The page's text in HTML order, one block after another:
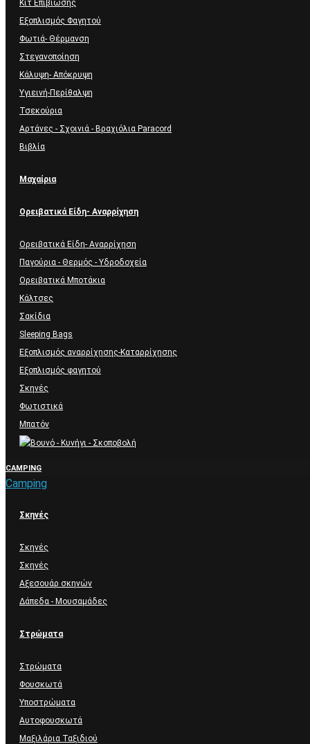
Κιτ Επιβίωσης
Εξοπλισμός Φαγητού
Φωτιά- Θέρμανση
Στεγανοποίηση
Κάλυψη- Απόκρυψη
Υγιεινή-Περίθαλψη
Τσεκούρια
Αρτάνες - Σχοινιά - Βραχιόλια Paracord
Βιβλία
Μαχαίρια
Ορειβατικά Είδη- Αναρρίχηση
Ορειβατικά Είδη- Αναρρίχηση
Παγούρια - Θερμός - Υδροδοχεία
Ορειβατικά Μποτάκια
Κάλτσες
Σακίδια
Sleeping Bags
Εξοπλισμός αναρρίχησης-Καταρρίχησης
Εξοπλισμός φαγητού
Σκηνές
Φωτιστικά
Μπατόν
CAMPING
Camping
Σκηνές
Σκηνές
Σκηνές
Αξεσουάρ σκηνών
Δάπεδα - Μουσαμάδες
Στρώματα
Στρώματα
Φουσκωτά
Υποστρώματα
Αυτοφουσκωτά
Μαξιλάρια Ταξιδιού